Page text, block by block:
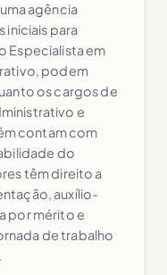
agência
iniciais para
Especialista em
podem
os cargos de
e
contam com
do
têm direito a
auxílio-
por mérito e
de trabalho